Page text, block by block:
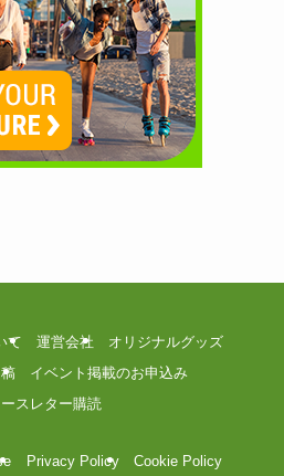
て 運営会社
オリジナルグッズ
イベント掲載のお申込み
スレター購読
Privacy Policy Cookie Policy